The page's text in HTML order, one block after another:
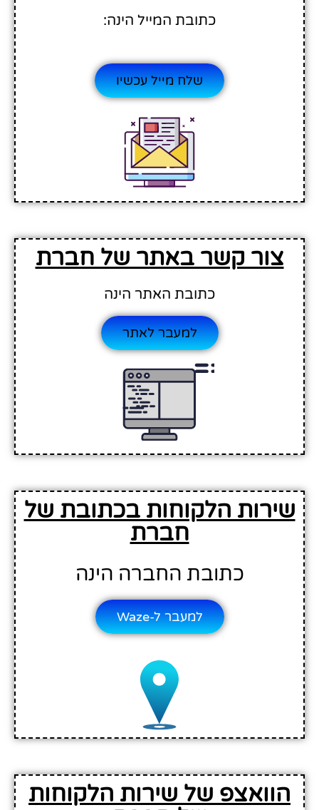
כתובת המייל הינה:
שלח מייל עכשיו
צור קשר באתר של חברת
כתובת האתר הינה
למעבר לאתר
שירות הלקוחות בכתובת של
חברת
כתובת החברה הינה
למעבר ל-Waze
הוואצפ של שירות הלקוחות